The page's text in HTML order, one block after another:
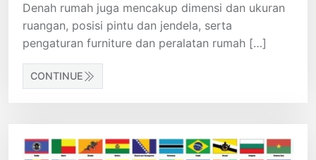
Denah rumah juga mencakup dimensi dan ukuran
ruangan, posisi pintu dan jendela, serta
pengaturan furniture dan peralatan rumah […]
CONTINUE